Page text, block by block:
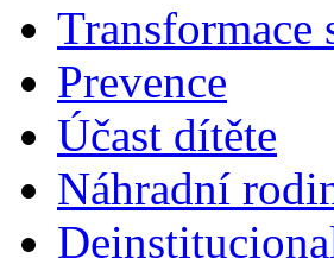
Transformace
Prevence
Účast dítěte
Náhradní